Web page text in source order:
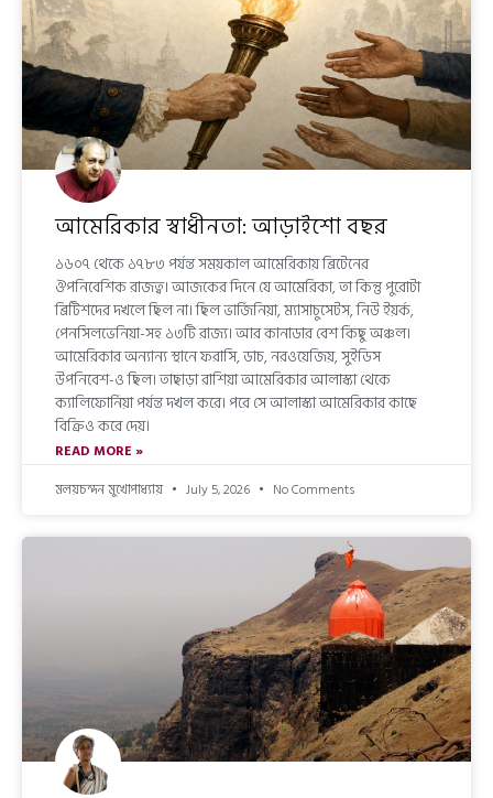
আমেরিকার স্বাধীনতা: আড়াইশো বছর
১৬০৭ থেকে ১৭৮৩ পর্যন্ত সময়কাল আমেরিকায় ব্রিটেনের
ঔপনিবেশিক রাজত্ব। আজকের দিনে যে আমেরিকা, তা কিন্তু পুরোটা
ব্রিটিশদের দখলে ছিল না। ছিল ভার্জিনিয়া, ম্যাসাচুসেটস, নিউ ইয়র্ক,
পেনসিলভেনিয়া-সহ ১৩টি রাজ্য। আর কানাডার বেশ কিছু অঞ্চল।
আমেরিকার অন্যান্য স্থানে ফরাসি, ডাচ, নরওয়েজিয়, সুইডিস
উপনিবেশ-ও ছিল। তাছাড়া রাশিয়া আমেরিকার আলাস্কা থেকে
ক্যালিফোর্নিয়া পর্যন্ত দখল করে। পরে সে আলাস্কা আমেরিকার কাছে
বিক্রিও করে দেয়।
READ MORE »
মলয়চন্দন মুখোপাধ্যায়
July 5, 2026 No Comments